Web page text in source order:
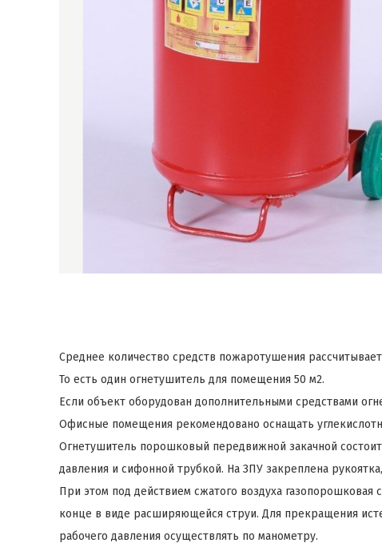
Среднее количество средств пожаротушения
То есть один огнетушитель для помещения 50 м2.
Если объект оборудован дополнительными средствами
Офисные помещения рекомендовано оснащать
Огнетушитель порошковый передвижной закачной
давления и сифонной трубкой. На ЗПУ закреплена
При этом под действием сжатого воздуха
конце в виде расширяющейся струи. Для прекращения
рабочего давления осуществлять по манометру.